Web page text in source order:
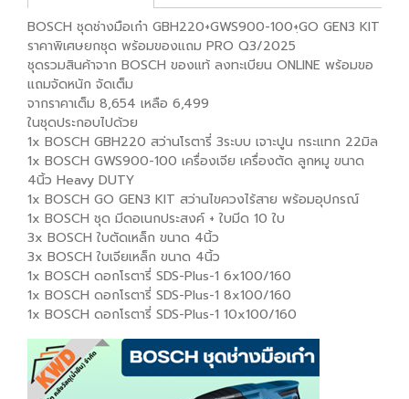
BOSCH ชุดช่างมือเก๋า GBH220+GWS900-100+ฺGO GEN3 KIT
ราคาพิเศษยกชุด พร้อมของแถม PRO Q3/2025
ชุดรวมสินค้าจาก BOSCH ของแท้ ลงทะเบียน ONLINE พร้อมขอ
แถมจัดหนัก จัดเต็ม
จากราคาเต็ม 8,654 เหลือ 6,499
ในชุดประกอบไปด้วย
1x BOSCH GBH220 สว่านโรตารี่ 3ระบบ เจาะปูน กระแทก 22มิล
1x BOSCH GWS900-100 เครื่องเจีย เครื่องตัด ลูกหมู ขนาด
4นิ้ว Heavy DUTY
1x BOSCH GO GEN3 KIT สว่านไขควงไร้สาย พร้อมอุปกรณ์
1x BOSCH ชุด มีดอเนกประสงค์ + ใบมีด 10 ใบ
3x BOSCH ใบตัดเหล็ก ขนาด 4นิ้ว
3x BOSCH ใบเจียเหล็ก ขนาด 4นิ้ว
1x BOSCH ดอกโรตารี่ SDS-Plus-1 6x100/160
1x BOSCH ดอกโรตารี่ SDS-Plus-1 8x100/160
1x BOSCH ดอกโรตารี่ SDS-Plus-1 10x100/160